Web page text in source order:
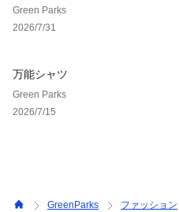
Green Parks
2026/7/31
万能シャツ
Green Parks
2026/7/15
GreenParks ファッション